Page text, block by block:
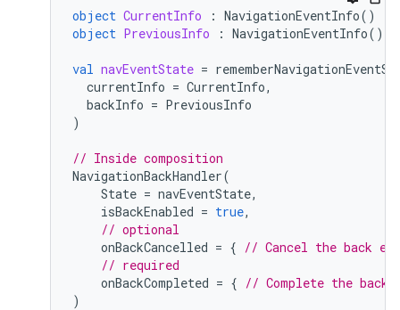
object CurrentInfo : NavigationEventInfo()
object PreviousInfo : NavigationEventInfo()
val navEventState =
currentInfo = CurrentInfo,
backInfo = PreviousInfo
)
// Inside composition
NavigationBackHandler(
State = navEventState,
isBackEnabled = true,
// optional
onBackCancelled = { // Cancel the back
// required
onBackCompleted = { // Complete the
)